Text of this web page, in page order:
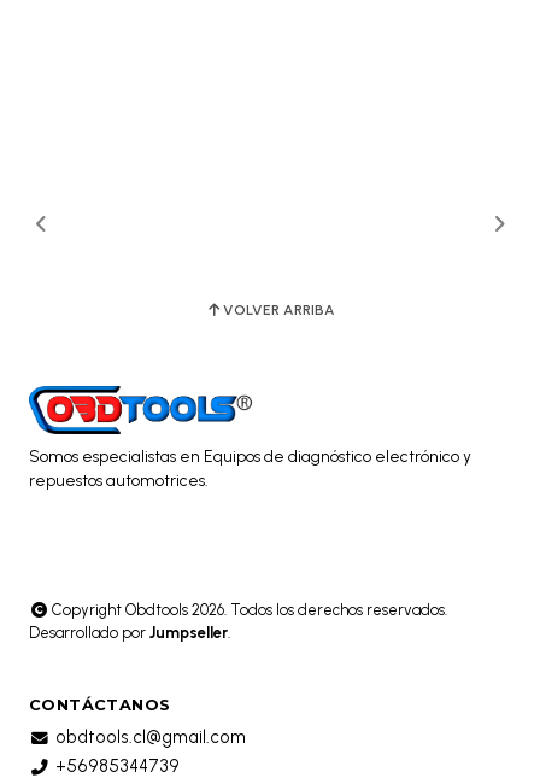
VOLVER ARRIBA
Somos especialistas en Equipos de diagnóstico electrónico y
repuestos automotrices.
Copyright Obdtools 2026. Todos los derechos reservados.
Desarrollado por Jumpseller.
CONTÁCTANOS
obdtools.cl@gmail.com
+56985344739